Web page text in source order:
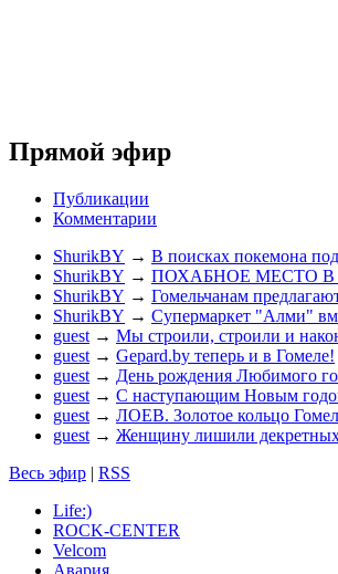
Прямой эфир
Публикации
Комментарии
ShurikBY → В поисках покемона
ShurikBY → ПОХАБНОЕ МЕСТО
ShurikBY → Гомельчанам
ShurikBY → Супермаркет "Алми"
guest → Мы строили, строили и
guest → Gepard.by теперь и в Гомеле!
guest → День рождения Любимого
guest → С наступающим Новым
guest → ЛОЕВ. Золотое кольцо
guest → Женщину лишили декретных
Весь эфир | RSS
Life:)
ROCK-CENTER
Velcom